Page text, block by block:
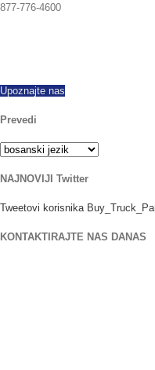
Upoznajte nas
Prevedi
NAJNOVIJI Twitter
Tweetovi korisnika
KONTAKTIRAJTE NAS DANAS